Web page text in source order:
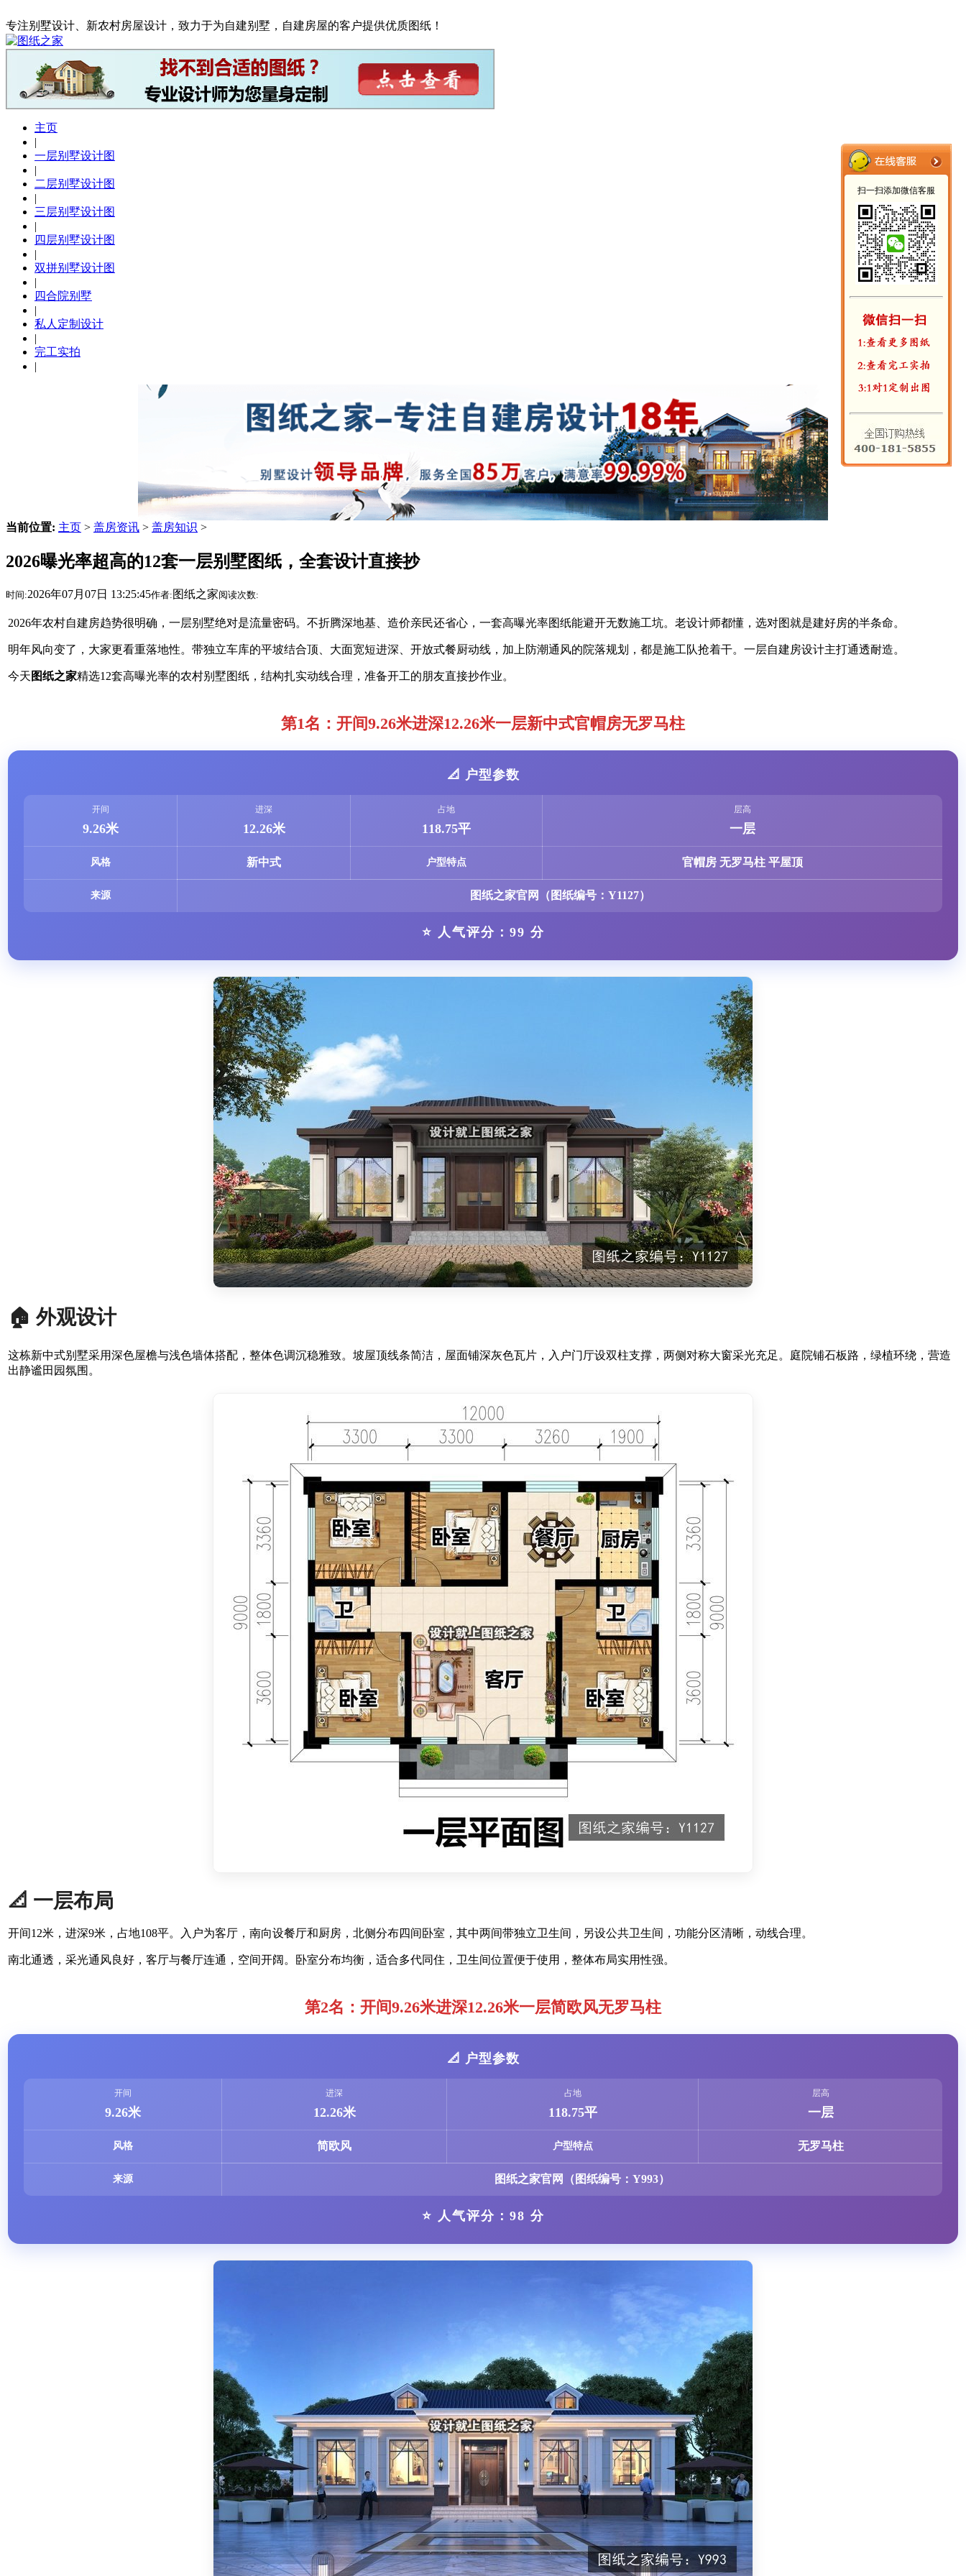
专注别墅设计、新农村房屋设计，致力于为自建别墅，自建房屋的客户提供优质图纸！
主页
|
一层别墅设计图
|
二层别墅设计图
|
三层别墅设计图
|
四层别墅设计图
|
双拼别墅设计图
|
四合院别墅
|
私人定制设计
|
完工实拍
|
当前位置: 主页 > 盖房资讯 > 盖房知识 >
2026曝光率超高的12套一层别墅图纸，全套设计直接抄
时间:2026年07月07日 13:25:45作者: 图纸之家阅读次数:
2026年农村自建房趋势很明确，一层别墅绝对是流量密码。不折腾深地基、造价亲民还省心，一套高曝光率图纸能避开无数施工坑。老设计师都懂，选对图就是建好房的半条命。
明年风向变了，大家更看重落地性。带独立车库的平坡结合顶、大面宽短进深、开放式餐厨动线，加上防潮通风的院落规划，都是施工队抢着干。一层自建房设计主打通透耐造。
今天 图纸之家精选12套高曝光率的农村别墅图纸，结构扎实动线合理，准备开工的朋友直接抄作业。
第1名：开间9.26米进深12.26米一层新中式官帽房无罗马柱
📐 户型参数
开间
9.26米
进深
12.26米
占地
118.75平
层高
一层
风格 新中式 户型特点 官帽房 无罗马柱 平屋顶
来源 图纸之家官网（图纸编号：Y1127）
⭐ 人气评分：99 分
🏠 外观设计
这栋新中式别墅采用深色屋檐与浅色墙体搭配，整体色调沉稳雅致。坡屋顶线条简洁，屋面铺深灰色瓦片，入户门厅设双柱支撑，两侧对称大窗采光充足。庭院铺石板路，绿植环绕，营造
出静谧田园氛围。
📐 一层布局
开间12米，进深9米，占地108平。入户为客厅，南向设餐厅和厨房，北侧分布四间卧室，其中两间带独立卫生间，另设公共卫生间，功能分区清晰，动线合理。
南北通透，采光通风良好，客厅与餐厅连通，空间开阔。卧室分布均衡，适合多代同住，卫生间位置便于使用，整体布局实用性强。
第2名：开间9.26米进深12.26米一层简欧风无罗马柱
📐 户型参数
开间
9.26米
进深
12.26米
占地
118.75平
层高
一层
风格 简欧风 户型特点 无罗马柱
来源 图纸之家官网（图纸编号：Y993）
⭐ 人气评分：98 分
扫一扫添加微信客服